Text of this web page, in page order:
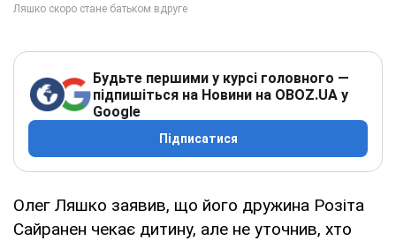
Будьте першими у курсі головного —
підпишіться на Новини на OBOZ.UA у
Google
Підписатися
Олег Ляшко заявив, що його дружина Розіта
Сайранен чекає дитину, але не уточнив, хто